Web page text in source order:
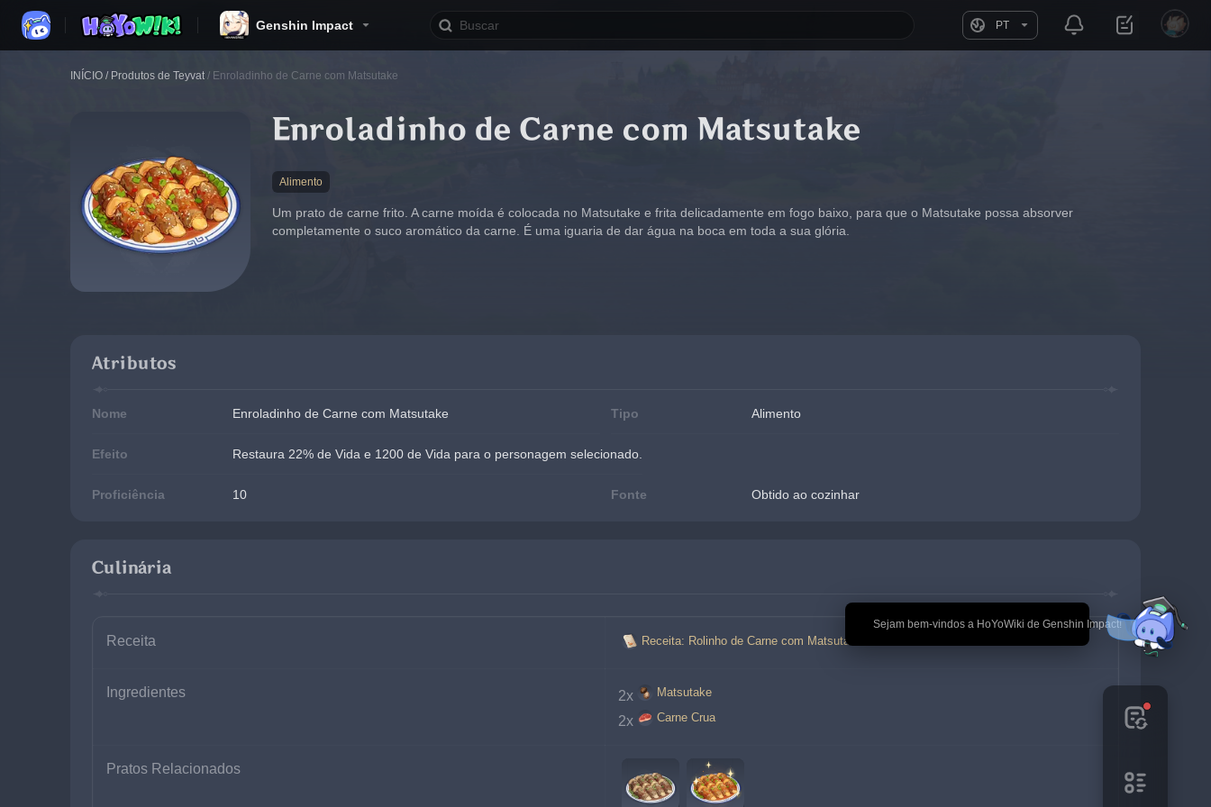
Genshin Impact PT
🎉 Sejam bem-vindos a HoYoWiki de Genshin Impact!
INÍCIO / Produtos de Teyvat / Enroladinho de Carne com Matsutake
Enroladinho de Carne com Matsutake
Alimento
Um prato de carne frito. A carne moída é colocada no Matsutake e frita delicadamente em fogo baixo, para que o Matsutake possa absorver
completamente o suco aromático da carne. É uma iguaria de dar água na boca em toda a sua glória.
Atributos
Nome Enroladinho de Carne com Matsutake Tipo Alimento
Efeito Restaura 22% de Vida e 1200 de Vida para o personagem selecionado.
Proficiência 10 Fonte Obtido ao cozinhar
Culinária
Receita Receita: Rolinho de Carne com Matsutake
Ingredientes 2x Matsutake
2x Carne Crua
Pratos Relacionados